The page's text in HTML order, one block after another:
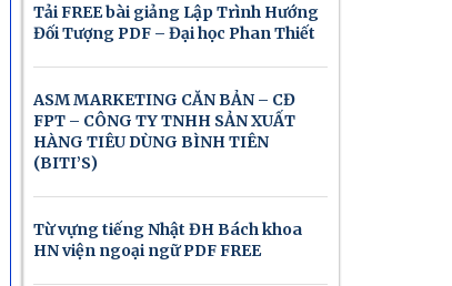
Tải FREE bài giảng Lập Trình Hướng
Đối Tượng PDF – Đại học Phan Thiết
ASM MARKETING CĂN BẢN – CĐ
FPT – CÔNG TY TNHH SẢN XUẤT
HÀNG TIÊU DÙNG BÌNH TIÊN
(BITI’S)
Từ vựng tiếng Nhật ĐH Bách khoa
HN viện ngoại ngữ PDF FREE